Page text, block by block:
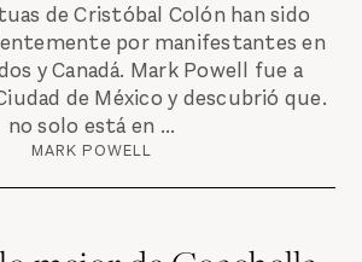
de Cristóbal Colón han sido
por manifestantes en
y Canadá. Mark Powell fue a
de México y descubrió que.
no solo está en ...
MARK POWELL